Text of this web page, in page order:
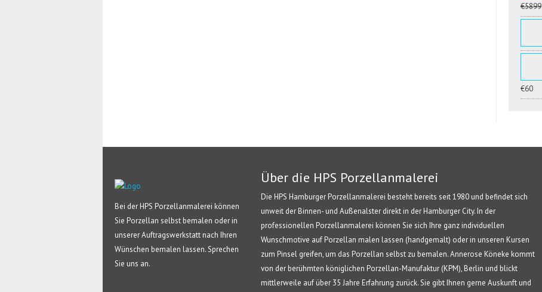
€5899
€60
Bei der HPS Porzellanmalerei können
Sie Porzellan selbst bemalen oder in
unserer Auftragswerkstatt nach Ihren
Wünschen bemalen lassen. Sprechen
Sie uns an.
Über die HPS Porzellanmalerei
Die HPS Hamburger Porzellanmalerei besteht bereits seit 1980 und befindet sich
unweit der Binnen- und Außenalster direkt in der Hamburger City. In der
professionellen Porzellanmalerei können Sie sich Ihre ganz individuellen
Wunschmotive auf Porzellan malen lassen (handgemalt) oder in unseren Kursen
zum Pinsel greifen, um das Porzellan selbst zu bemalen. Annerose Köneke kommt
von der berühmten königlichen Porzellan-Manufaktur (KPM), Berlin und blickt
mittlerweile auf über 35 Jahre Erfahrung zurück. Sie gibt Ihnen gerne Auskunft und